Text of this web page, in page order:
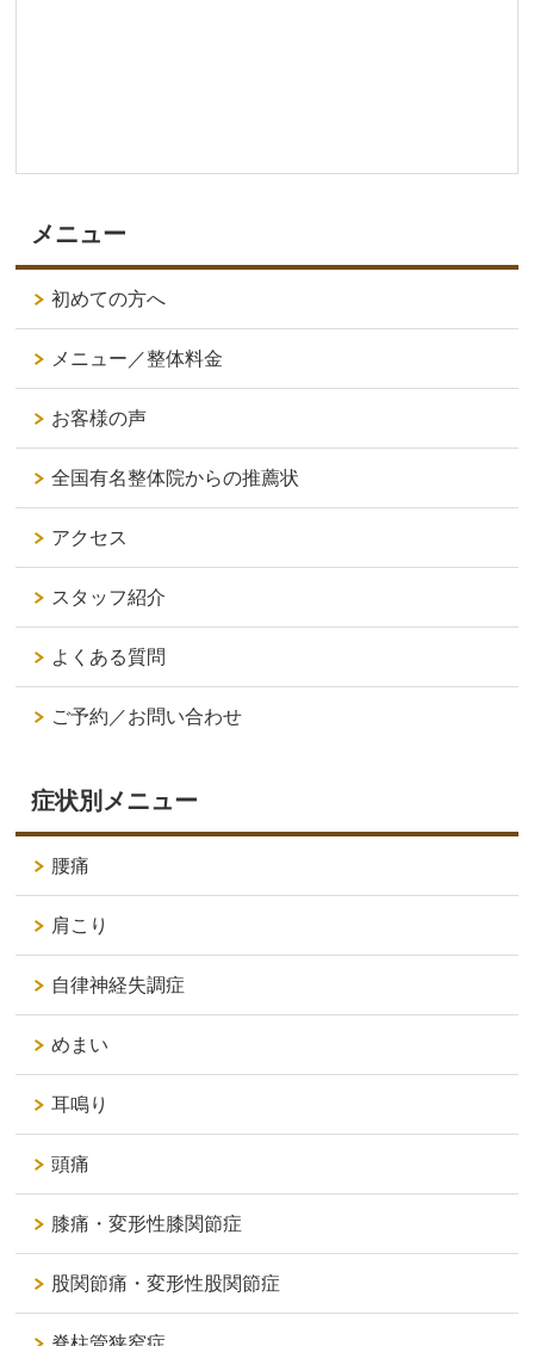
メニュー
初めての方へ
メニュー／整体料金
お客様の声
全国有名整体院からの推薦状
アクセス
スタッフ紹介
よくある質問
ご予約／お問い合わせ
症状別メニュー
腰痛
肩こり
自律神経失調症
めまい
耳鳴り
頭痛
膝痛・変形性膝関節症
股関節痛・変形性股関節症